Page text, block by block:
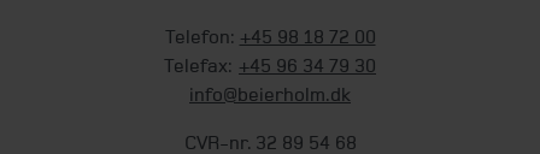
Telefon: +45 98 18 72 00
Telefax: +45 96 34 79 30
info@beierholm.dk
CVR-nr. 32 89 54 68